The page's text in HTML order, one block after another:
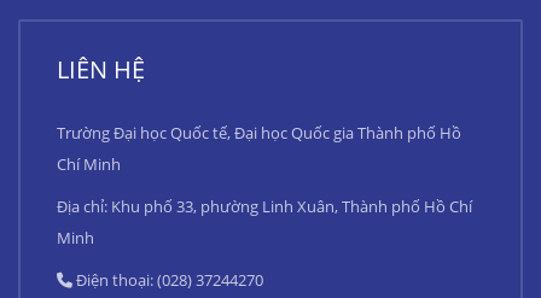
LIÊN HỆ
Trường Đại học Quốc tế, Đại học Quốc gia Thành phố Hồ
Chí Minh
Địa chỉ: Khu phố 33, phường Linh Xuân, Thành phố Hồ Chí
Minh
Điện thoại: (028) 37244270